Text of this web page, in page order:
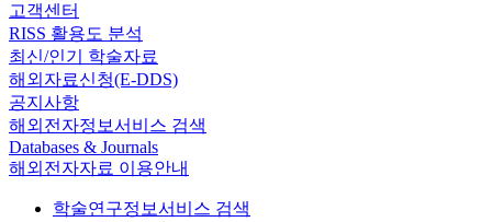
고객센터
RISS 활용도 분석
최신/인기 학술자료
해외자료신청(E-DDS)
공지사항
해외전자정보서비스 검색
Databases & Journals
해외전자자료 이용안내
학술연구정보서비스 검색